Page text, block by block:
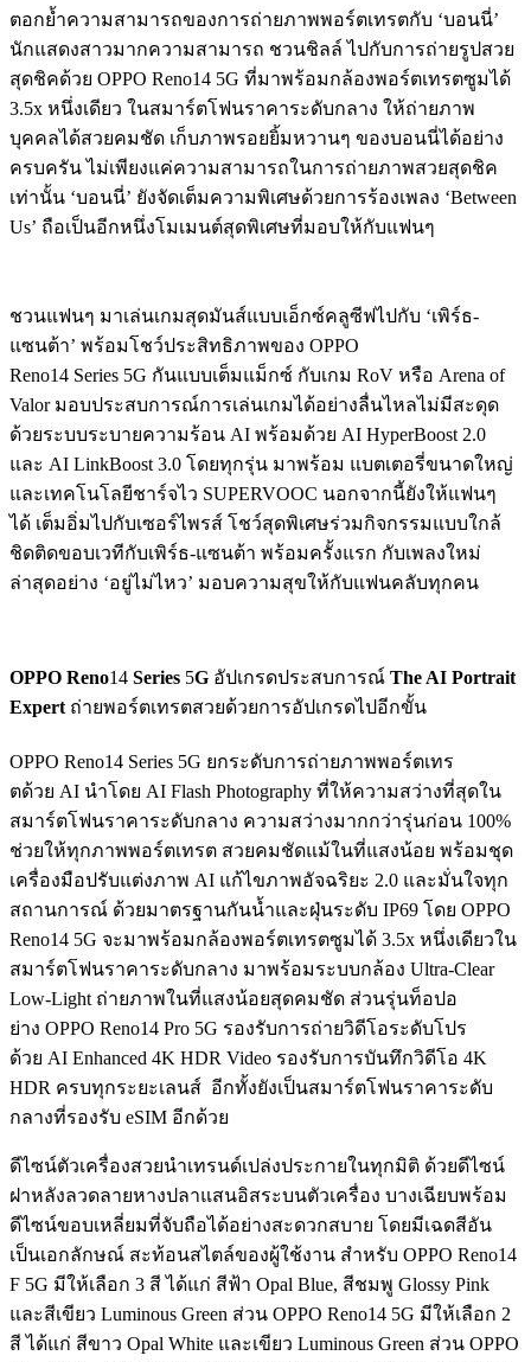
ตอกย้ำความสามารถของการถ่ายภาพพอร์ตเทรตกับ ‘บอนนี่’
นักแสดงสาวมากความสามารถ ชวนชิลล์ ไปกับการถ่ายรูปสวย
สุดชิคด้วย OPPO Reno14 5G ที่มาพร้อมกล้องพอร์ตเทรตซูมได้
3.5x หนึ่งเดียว ในสมาร์ตโฟนราคาระดับกลาง ให้ถ่ายภาพ
บุคคลได้สวยคมชัด เก็บภาพรอยยิ้มหวานๆ ของบอนนี่ได้อย่าง
ครบครัน ไม่เพียงแค่ความสามารถในการถ่ายภาพสวยสุดชิค
เท่านั้น ‘บอนนี่’ ยังจัดเต็มความพิเศษด้วยการร้องเพลง ‘Between
Us’ ถือเป็นอีกหนึ่งโมเมนต์สุดพิเศษที่มอบให้กับแฟนๆ
ชวนแฟนๆ มาเล่นเกมสุดมันส์แบบเอ็กซ์คลูซีฟไปกับ ‘เพิร์ธ-
แซนต้า’ พร้อมโชว์ประสิทธิภาพของ OPPO
Reno14 Series 5G กันแบบเต็มแม็กซ์ กับเกม RoV หรือ Arena of
Valor มอบประสบการณ์การเล่นเกมได้อย่างลื่นไหลไม่มีสะดุด
ด้วยระบบระบายความร้อน AI พร้อมด้วย AI HyperBoost 2.0
และ AI LinkBoost 3.0 โดยทุกรุ่น มาพร้อม แบตเตอรี่ขนาดใหญ่
และเทคโนโลยีชาร์จไว SUPERVOOC นอกจากนี้ยังให้แฟนๆ
ได้ เต็มอิ่มไปกับเซอร์ไพรส์ โชว์สุดพิเศษร่วมกิจกรรมแบบใกล้
ชิดติดขอบเวทีกับเพิร์ธ-แซนต้า พร้อมครั้งแรก กับเพลงใหม่
ล่าสุดอย่าง ‘อยู่ไม่ไหว’ มอบความสุขให้กับแฟนคลับทุกคน
OPPO Reno14 Series 5G อัปเกรดประสบการณ์ The AI Portrait
Expert ถ่ายพอร์ตเทรตสวยด้วยการอัปเกรดไปอีกขั้น
OPPO Reno14 Series 5G ยกระดับการถ่ายภาพพอร์ตเทร
ตด้วย AI นำโดย AI Flash Photography ที่ให้ความสว่างที่สุดใน
สมาร์ตโฟนราคาระดับกลาง ความสว่างมากกว่ารุ่นก่อน 100%
ช่วยให้ทุกภาพพอร์ตเทรต สวยคมชัดแม้ในที่แสงน้อย พร้อมชุด
เครื่องมือปรับแต่งภาพ AI แก้ไขภาพอัจฉริยะ 2.0 และมั่นใจทุก
สถานการณ์ ด้วยมาตรฐานกันน้ำและฝุ่นระดับ IP69 โดย OPPO
Reno14 5G จะมาพร้อมกล้องพอร์ตเทรตซูมได้ 3.5x หนึ่งเดียวใน
สมาร์ตโฟนราคาระดับกลาง มาพร้อมระบบกล้อง Ultra-Clear
Low-Light ถ่ายภาพในที่แสงน้อยสุดคมชัด ส่วนรุ่นท็อปอ
ย่าง OPPO Reno14 Pro 5G รองรับการถ่ายวิดีโอระดับโปร
ด้วย AI Enhanced 4K HDR Video รองรับการบันทึกวิดีโอ 4K
HDR ครบทุกระยะเลนส์ อีกทั้งยังเป็นสมาร์ตโฟนราคาระดับ
กลางที่รองรับ eSIM อีกด้วย
ดีไซน์ตัวเครื่องสวยนำเทรนด์เปล่งประกายในทุกมิติ ด้วยดีไซน์
ฝาหลังลวดลายหางปลาแสนอิสระบนตัวเครื่อง บางเฉียบพร้อม
ดีไซน์ขอบเหลี่ยมที่จับถือได้อย่างสะดวกสบาย โดยมีเฉดสีอัน
เป็นเอกลักษณ์ สะท้อนสไตล์ของผู้ใช้งาน สำหรับ OPPO Reno14
F 5G มีให้เลือก 3 สี ได้แก่ สีฟ้า Opal Blue, สีชมพู Glossy Pink
และสีเขียว Luminous Green ส่วน OPPO Reno14 5G มีให้เลือก 2
สี ได้แก่ สีขาว Opal White และเขียว Luminous Green ส่วน OPPO